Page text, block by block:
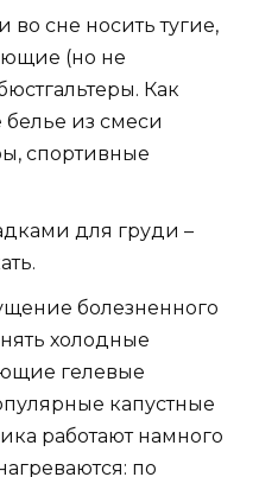
во сне носить тугие,
(но не
Как
белье из смеси
спортивные
для груди –
болезненного
холодные
гелевые
капустные
работают намного
по